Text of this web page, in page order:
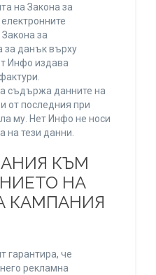
на Закона за
за
за данък върху
Инфо издава
съдържа данните на
от последния при
му. Нет Инфо не носи
на тези данни.
КЪМ
НА
КАМПАНИЯ
гарантира, че
рекламна